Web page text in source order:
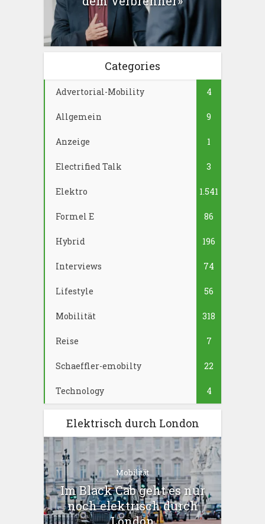
Categories
Advertorial-Mobility 4
Allgemein 9
Anzeige 1
Electrified Talk 3
Elektro 1.541
Formel E 86
Hybrid 196
Interviews 74
Lifestyle 56
Mobilität 318
Reise 7
Schaeffler-emobilty 22
Technology 4
Elektrisch durch London
Mobilität
Im Black Cab geht es nur
noch elektrisch durch